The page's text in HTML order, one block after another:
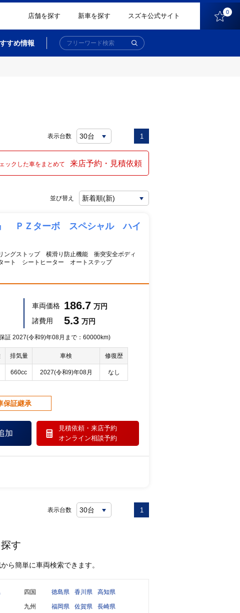
店舗を探す 新車を探す スズキ公式サイト 0
すめ情報
表示台数 1
ックした車をまとめて 来店予約・見積依頼
並び替え
』 ＰＺターボ スペシャル ハイ
ングストップ 横滑り防止機能 衝突安全ボディ
ート シートヒーター オートステップ
車両価格 186.7 万円
諸費用
5.3 万円
証 2027(令和9)年08月まで：60000km)
排気量 車検 修復歴
660cc 2027(令和9)年08月 なし
保証継承
加
見積依頼・ 来店予約
オンライン相談予約
表示台数 1
す
ら簡単に車両検索できます。
四国 徳島県 香川県 高知県
九州 福岡県 佐賀県
長崎県